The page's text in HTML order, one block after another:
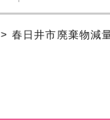
> 春日井市廃棄物減